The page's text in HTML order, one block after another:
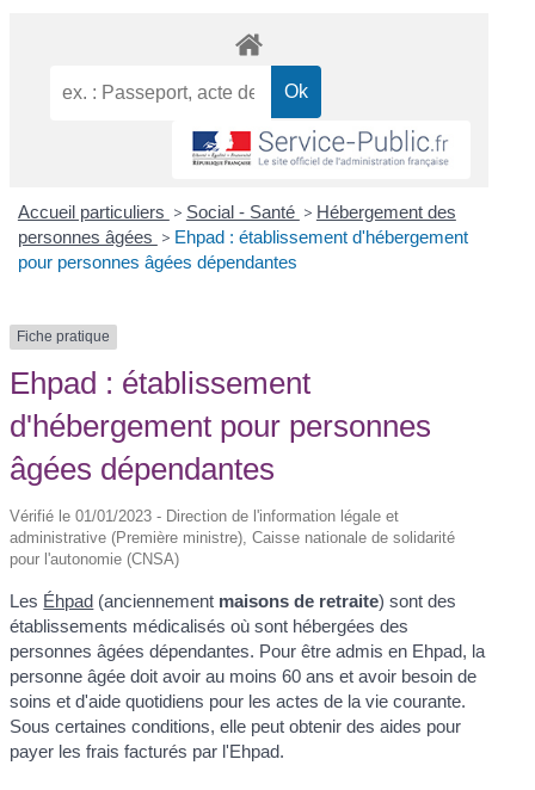
Accueil particuliers > Social - Santé > Hébergement des
personnes âgées > Ehpad : établissement d'hébergement
pour personnes âgées dépendantes
Fiche pratique
Ehpad : établissement
d'hébergement pour personnes
âgées dépendantes
Vérifié le 01/01/2023 - Direction de l'information légale et
administrative (Première ministre), Caisse nationale de solidarité
pour l'autonomie (CNSA)
Les Éhpad (anciennement maisons de retraite) sont des
établissements médicalisés où sont hébergées des
personnes âgées dépendantes. Pour être admis en Ehpad, la
personne âgée doit avoir au moins 60 ans et avoir besoin de
soins et d'aide quotidiens pour les actes de la vie courante.
Sous certaines conditions, elle peut obtenir des aides pour
payer les frais facturés par l'Ehpad.